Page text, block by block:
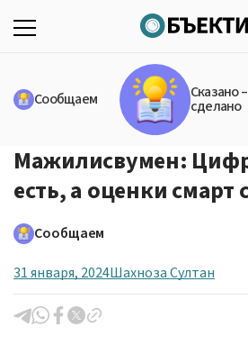
Сообщаем Сказано –
сделано
Мажилисвумен:
есть, а оценки смарт
Сообщаем
31 января, 2024Шахноза Султан